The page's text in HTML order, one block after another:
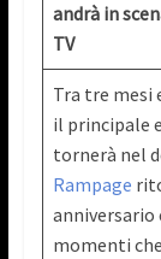
andrà in
TV
Tra tre mesi
il principale
tornerà nel
Rampage
anniversario
momenti